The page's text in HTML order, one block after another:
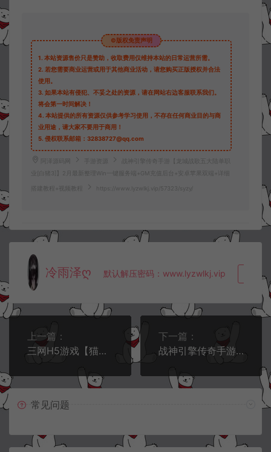
©版权免责声明
1. 本站资源售价只是赞助，收取费用仅维持本站的日常运营所需。
2. 若您需要商业运营或用于其他商业活动，请您购买正版授权并合法
使用。
3. 如果本站有侵犯、不妥之处的资源，请在网站右边客服联系我们。
将会第一时间解决！
4. 本站提供的所有资源仅供参考学习使用，不存在任何商业目的与商
业用途，请大家不要用于商用！
5. 侵权联系邮箱：32838727@qq.com
阿泽源码网 手游资源
战神引擎传奇手游【龙城战歌五大陆单职
业[白猪3]】2月最新整理Win一键服务端+GM充值后台+安卓苹果双端+详细
搭建教程+视频教程 https://www.lyzwlkj.vip/57323/syzy/
冷雨泽ღ 默认解压密码：www.lyzwlkj.vip 复
上一篇：
三网H5游戏【猫三国魂心H5代金券内购多区跨服修复版】2月最新整理Linux手工服务端+新管理后台+GM授权后台+简易安卓客户端+详细搭建教程+视频教程
下一篇：
战神引擎传奇手游【1.76玛法大陆之惊蛰复古[白猪3]】2月最新整理Win一键服务端+GM授权后台+安卓苹果双端+详细搭建教程+视频教程
常见问题